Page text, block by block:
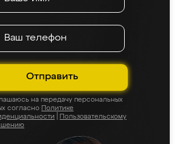
Отправить
на передачу персональных
согласно Политике
Пользовательскому